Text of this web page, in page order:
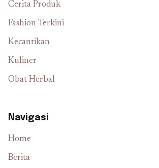
Cerita Produk
Fashion Terkini
Kecantikan
Kuliner
Obat Herbal
Navigasi
Home
Berita